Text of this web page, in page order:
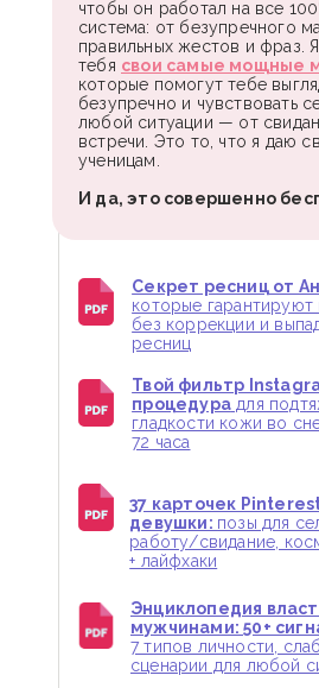
чтобы он работал на все
система: от безупречного
правильных жестов и фраз.
тебя свои самые мощные
которые помогут тебе
безупречно и чувствовать
любой ситуации — от
встречи. Это то, что я даю
ученицам.
И да, это совершенно
Секрет ресниц от
которые гарантируют
без коррекции и
ресниц
Твой фильтр
процедурадля
гладкости кожи во
72 часа
37 карточек
девушки: позы для
работу/свидание,
+ лайфхаки
Энциклопедия
мужчинами: 50+
7 типов личности,
сценарии для любой
Даюсогласие на обработку персональных
Политики в отношении
Даюсогласие на получение рекламы и
Результаты прошлых